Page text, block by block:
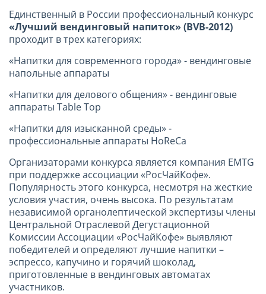
Единственный в России профессиональный конкурс
«Лучший вендинговый напиток» (BVB-2012)
проходит в трех категориях:
«Напитки для современного города» - вендинговые
напольные аппараты
«Напитки для делового общения» - вендинговые
аппараты Table Top
«Напитки для изысканной среды» -
профессиональные аппараты HoReCa
Организаторами конкурса является компания EMTG
при поддержке ассоциации «РосЧайКофе».
Популярность этого конкурса, несмотря на жесткие
условия участия, очень высока. По результатам
независимой органолептической экспертизы члены
Центральной Отраслевой Дегустационной
Комиссии Ассоциации «РосЧайКофе» выявляют
победителей и определяют лучшие напитки –
эспрессо, капучино и горячий шоколад,
приготовленные в вендинговых автоматах
участников.